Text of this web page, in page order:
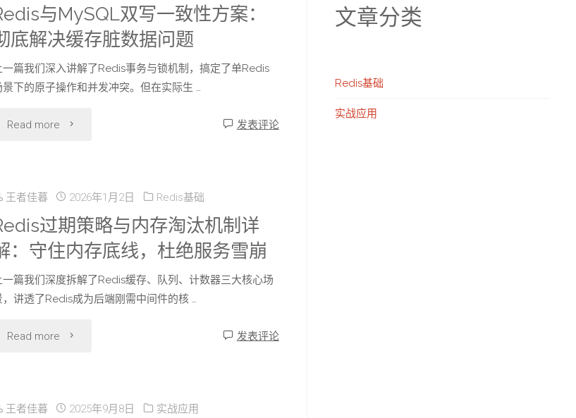
Stream
类
型
择"
业
务
场
秒
杀、
限
流、
与MySQL双写一致性方案：
底解决缓存脏数据问题
一篇我们深入讲解了Redis事务与锁机制，搞定了单Redis
景下的原子操作和并发冲突。但在实际生 …
Read more "Redis
双
写
一
案：
发表评论
王者佳暮 2026年1月2日 Redis基础
过期策略与内存淘汰机制详
：守住内存底线，杜绝服务雪崩
一篇我们深度拆解了Redis缓存、队列、计数器三大核心场
，讲透了Redis成为后端刚需中间件的核 …
Read more "Redis 发表评论
王者佳暮 2025年9月8日 实战应用
文章分类
Redis基础
实战应用